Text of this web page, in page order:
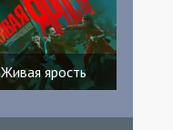
Живая ярость